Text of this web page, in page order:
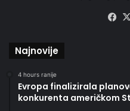
Najnovije
4 hours ranije
Evropa finalizirala
konkurenta američkom